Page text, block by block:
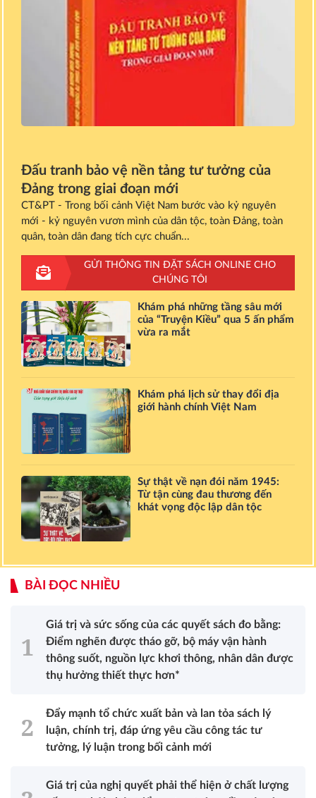
Đấu tranh bảo vệ nền tảng tư tưởng của
Đảng trong giai đoạn mới
CT&PT - Trong bối cảnh Việt Nam bước vào kỷ nguyên
mới - kỷ nguyên vươn mình của dân tộc, toàn Đảng, toàn
quân, toàn dân đang tích cực chuẩn...
GỬI THÔNG TIN ĐẶT SÁCH ONLINE CHO
CHÚNG TÔI
Khám phá những tầng sâu mới
của “Truyện Kiều” qua 5 ấn phẩm
vừa ra mắt
Khám phá lịch sử thay đổi địa
giới hành chính Việt Nam
Sự thật về nạn đói năm 1945:
Từ tận cùng đau thương đến
khát vọng độc lập dân tộc
BÀI ĐỌC NHIỀU
Giá trị và sức sống của các quyết sách đo bằng:
Điểm nghẽn được tháo gỡ, bộ máy vận hành
thông suốt, nguồn lực khơi thông, nhân dân được
thụ hưởng thiết thực hơn*
Đẩy mạnh tổ chức xuất bản và lan tỏa sách lý
luận, chính trị, đáp ứng yêu cầu công tác tư
tưởng, lý luận trong bối cảnh mới
Giá trị của nghị quyết phải thể hiện ở chất lượng